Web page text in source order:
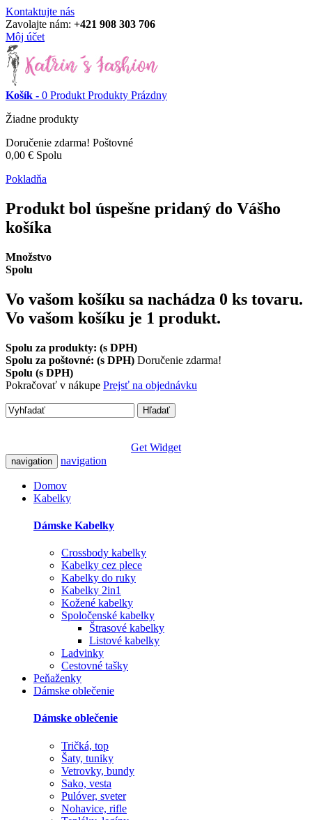
Kontaktujte nás
Zavolajte nám: +421 908 303 706
Môj účet
Košík - 0 Produkt Produkty Prázdny
Žiadne produkty
Doručenie zdarma! Poštovné
0,00 € Spolu
Pokladňa
Produkt bol úspešne pridaný do Vášho
košíka
Množstvo
Spolu
Vo vašom košíku sa nachádza 0 ks tovaru.
Vo vašom košíku je 1 produkt.
Spolu za produkty: (s DPH)
Spolu za poštovné: (s DPH) Doručenie zdarma!
Spolu (s DPH)
Pokračovať v nákupe Prejsť na objednávku
Hľadať
Get Widget
navigation navigation
Domov
Kabelky
Dámske Kabelky
Crossbody kabelky
Kabelky cez plece
Kabelky do ruky
Kabelky 2in1
Kožené kabelky
Spoločenské kabelky
Štrasové kabelky
Listové kabelky
Ladvinky
Cestovné tašky
Peňaženky
Dámske oblečenie
Dámske oblečenie
Tričká, top
Šaty, tuniky
Vetrovky, bundy
Sako, vesta
Pulóver, sveter
Nohavice, rifle